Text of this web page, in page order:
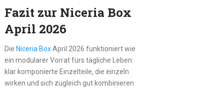
Fazit zur Niceria Box
April 2026
Die Niceria BoxApril 2026 funktioniert wie
ein modularer Vorrat fürs tägliche Leben:
klar komponierte Einzelteile, die einzeln
wirken und sich zugleich gut kombinieren